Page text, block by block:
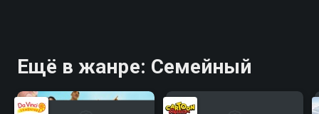
Ещё в жанре: Cемейный